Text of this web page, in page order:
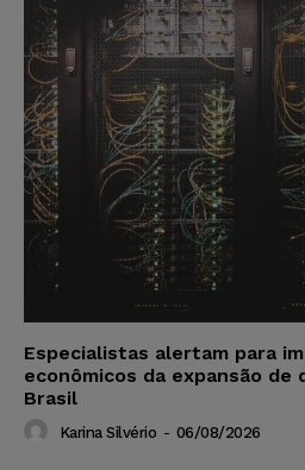
Especialistas alertam para
econômicos da expansão
Brasil
Karina Silvério - 06/08/2026